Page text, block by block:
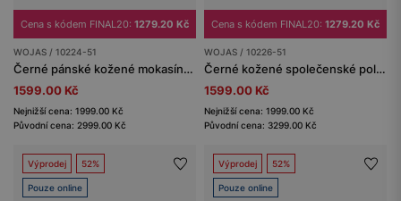
Cena s kódem FINAL20: 1279.20 Kč
WOJAS / 10224-51
Černé pánské kožené mokasíny s kovovým detailem
1599.00 Kč
Nejnižší cena: 1999.00 Kč
Původní cena: 2999.00 Kč
Cena s kódem FINAL20: 1279.20 Kč
WOJAS / 10226-51
Černé kožené společenské polobotky
1599.00 Kč
Nejnižší cena: 1999.00 Kč
Původní cena: 3299.00 Kč
Výprodej 52%
Pouze online
Výprodej 52%
Pouze online